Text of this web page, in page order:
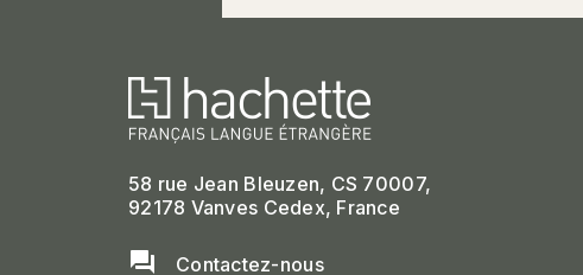
58 rue Jean Bleuzen, CS 70007,
92178 Vanves Cedex, France
question_answer Contactez-nous